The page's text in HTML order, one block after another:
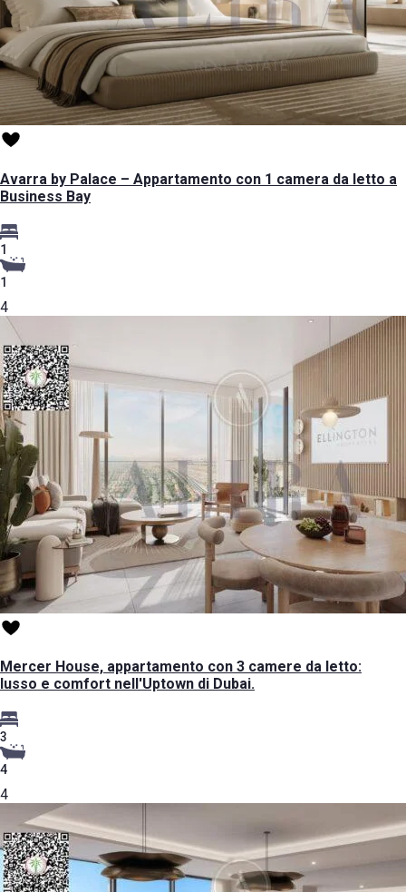
Avarra by Palace – Appartamento con 1 camera da letto a
Business Bay
1
1
4
Mercer House, appartamento con 3 camere da letto:
lusso e comfort nell'Uptown di Dubai.
3
4
4